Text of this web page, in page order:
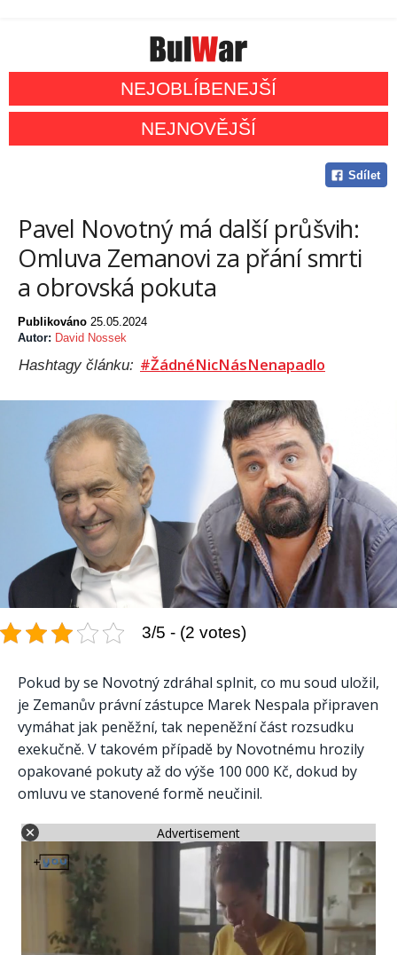
NEJOBLÍBENEJŠÍ
NEJNOVĚJŠÍ
Sdílet
Pavel Novotný má další průšvih:
Omluva Zemanovi za přání smrti
a obrovská pokuta
Publikováno 25.05.2024
Autor: David Nossek
Hashtagy článku: #ŽádnéNicNásNenapadlo
3/5 - (2 votes)
Pokud by se Novotný zdráhal splnit, co mu soud uložil,
je Zemanův právní zástupce Marek Nespala připraven
vymáhat jak peněžní, tak nepeněžní část rozsudku
exekučně. V takovém případě by Novotnému hrozily
opakované pokuty až do výše 100 000 Kč, dokud by
omluvu ve stanovené formě neučinil.
Advertisement